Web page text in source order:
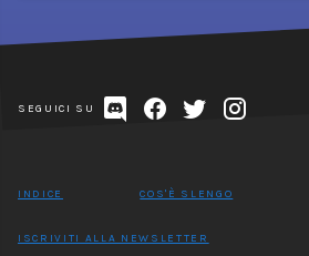
SEGUICI SU
INDICE COS'È SLENGO
ISCRIVITI ALLA NEWSLETTER